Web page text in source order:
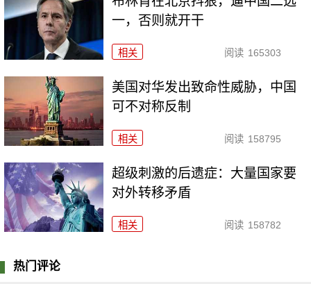
一，否则就开干
相关 阅读 165303
美国对华发出致命性威胁，中国
可不对称反制
相关 阅读 158795
超级刺激的后遗症：大量国家要
对外转移矛盾
相关 阅读 158782
热门评论